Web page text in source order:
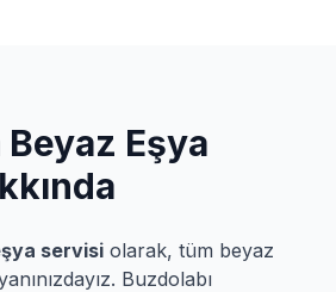
Beyaz Eşya
servisi olarak, tüm beyaz
Buzdolabı